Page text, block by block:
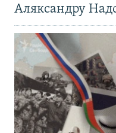
Аляксандру